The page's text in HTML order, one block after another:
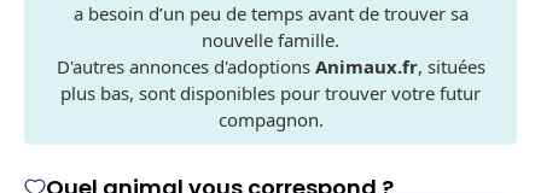
a besoin d’un peu de temps avant de trouver sa
nouvelle famille.
D'autres annonces d'adoptions Animaux.fr, situées
plus bas, sont disponibles pour trouver votre futur
compagnon.